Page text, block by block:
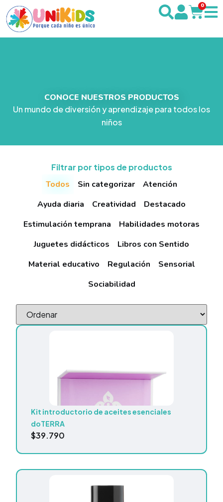
0
CONOCE NUESTROS PRODUCTOS
Un mundo de diversión y aprendizaje para todos los
niños
Filtrar por tipos de productos
Sin categorizar
Atención
Ayuda diaria
Creatividad
Destacado
Estimulación temprana
Habilidades motoras
Juguetes didácticos
Libros con Sentido
Material educativo
Regulación
Sensorial
Sociabilidad
Todos
Kit introductorio de aceites esenciales
doTERRA
$39.790